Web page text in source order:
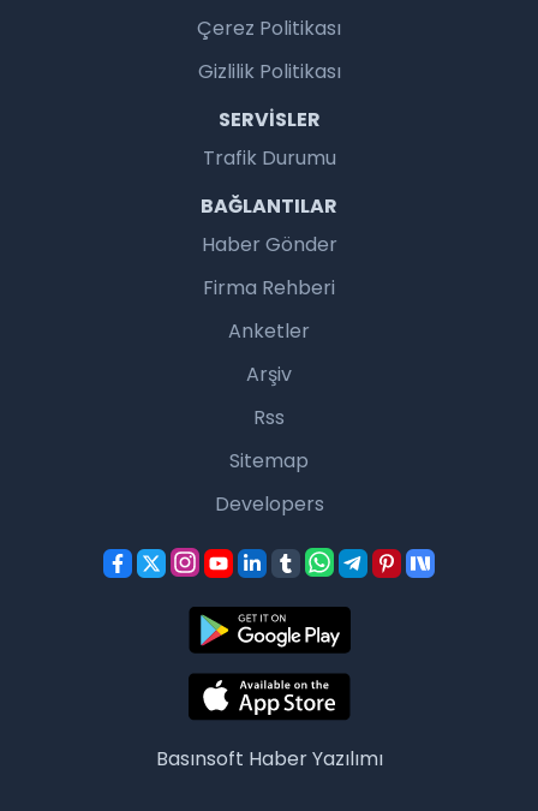
Çerez Politikası
Gizlilik Politikası
SERVISLER
Trafik Durumu
BAĞLANTILAR
Haber Gönder
Firma Rehberi
Anketler
Arşiv
Rss
Sitemap
Developers
Basınsoft Haber Yazılımı